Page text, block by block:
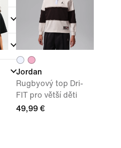
Jordan
Rugbyový top Dri-
FIT pro větší děti
49,99 €